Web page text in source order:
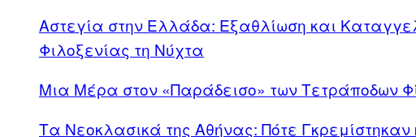
Αστεγία στην Ελλάδα: Εξαθλίωση και
Φιλοξενίας τη Νύχτα
Μια Μέρα στον «Παράδεισο» των Τετράποδων
Τα Νεοκλασικά της Αθήνας: Πότε